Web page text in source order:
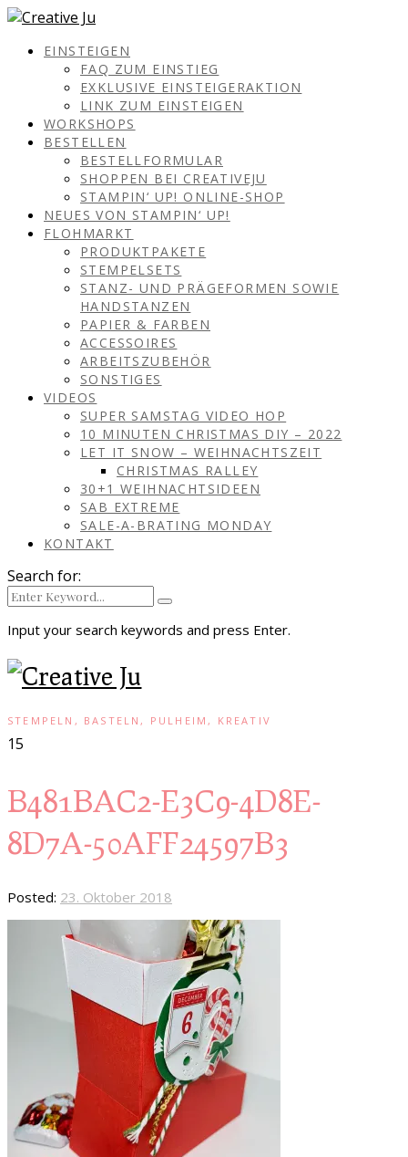
EINSTEIGEN
FAQ ZUM EINSTIEG
EXKLUSIVE EINSTEIGERAKTION
LINK ZUM EINSTEIGEN
WORKSHOPS
BESTELLEN
BESTELLFORMULAR
SHOPPEN BEI CREATIVEJU
STAMPIN‘ UP! ONLINE-SHOP
NEUES VON STAMPIN‘ UP!
FLOHMARKT
PRODUKTPAKETE
STEMPELSETS
STANZ- UND PRÄGEFORMEN SOWIE
HANDSTANZEN
PAPIER & FARBEN
ACCESSOIRES
ARBEITSZUBEHÖR
SONSTIGES
VIDEOS
SUPER SAMSTAG VIDEO HOP
10 MINUTEN CHRISTMAS DIY – 2022
LET IT SNOW – WEIHNACHTSZEIT
CHRISTMAS RALLEY
30+1 WEIHNACHTSIDEEN
SAB EXTREME
SALE-A-BRATING MONDAY
KONTAKT
Search for:
Input your search keywords and press Enter.
STEMPELN, BASTELN, PULHEIM, KREATIV
15
B481BAC2-E3C9-4D8E-
8D7A-50AFF24597B3
Posted: 23. Oktober 2018